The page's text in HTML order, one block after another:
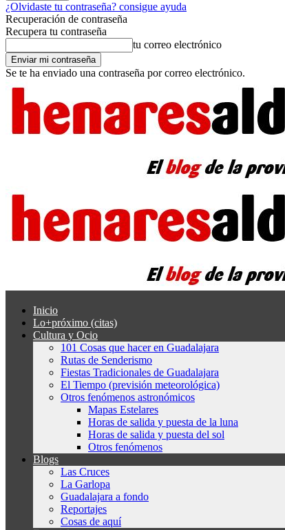
¿Olvidaste tu contraseña? consigue ayuda
Recuperación de contraseña
Recupera tu contraseña
tu correo electrónico
Se te ha enviado una contraseña por correo electrónico.
Inicio
Lo+próximo (citas)
Cultura y Ocio
101 Cosas que hacer en Guadalajara
Rutas de Senderismo
Fiestas Tradicionales de Guadalajara
El Tiempo (previsión meteorológica)
Otros fenómenos astronómicos
Mapas Estelares
Horas de salida y puesta de la luna
Horas de salida y puesta del sol
Otros fenómenos
Blogs
Las Cruces
La Garlopa
Guadalajara a fondo
Reportajes
Cosas de aquí